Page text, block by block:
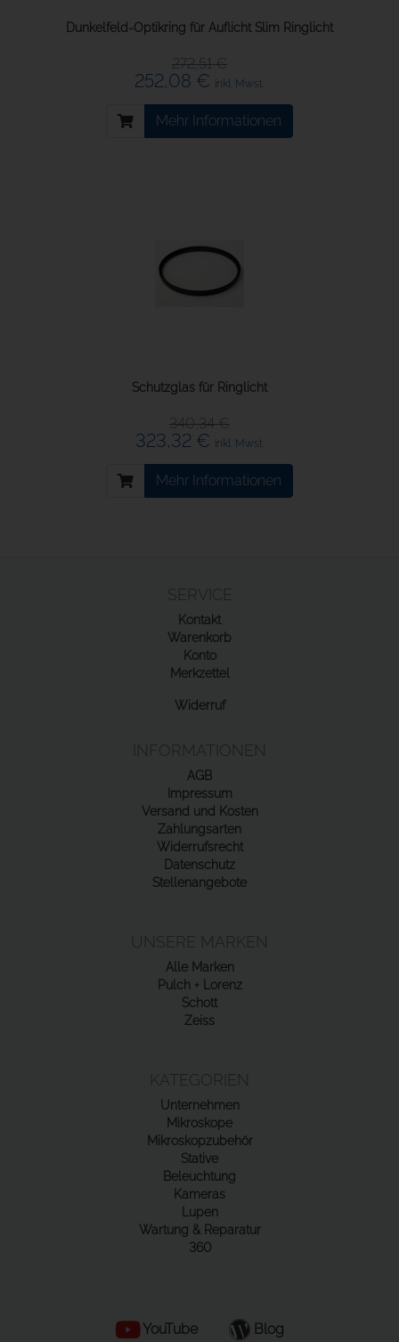
Dunkelfeld-Optikring für Auflicht Slim Ringlicht
272,51 €
252,08 € inkl. Mwst.
Mehr Informationen
Schutzglas für Ringlicht
340,34 €
323,32 € inkl. Mwst.
Mehr Informationen
SERVICE
Kontakt
Warenkorb
Konto
Merkzettel
Widerruf
INFORMATIONEN
AGB
Impressum
Versand und Kosten
Zahlungsarten
Widerrufsrecht
Datenschutz
Stellenangebote
UNSERE MARKEN
Alle Marken
Pulch + Lorenz
Schott
Zeiss
KATEGORIEN
Unternehmen
Mikroskope
Mikroskopzubehör
Stative
Beleuchtung
Kameras
Lupen
Wartung & Reparatur
360
YouTube Blog